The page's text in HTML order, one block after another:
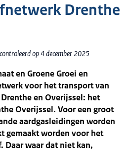
Drenthe
op 4 december 2025
en Groene Groei en
voor het transport van
en Overijssel: het
Overijssel. Voor een groot
aardgasleidingen worden
gemaakt worden voor het
Daar waar dat niet kan,